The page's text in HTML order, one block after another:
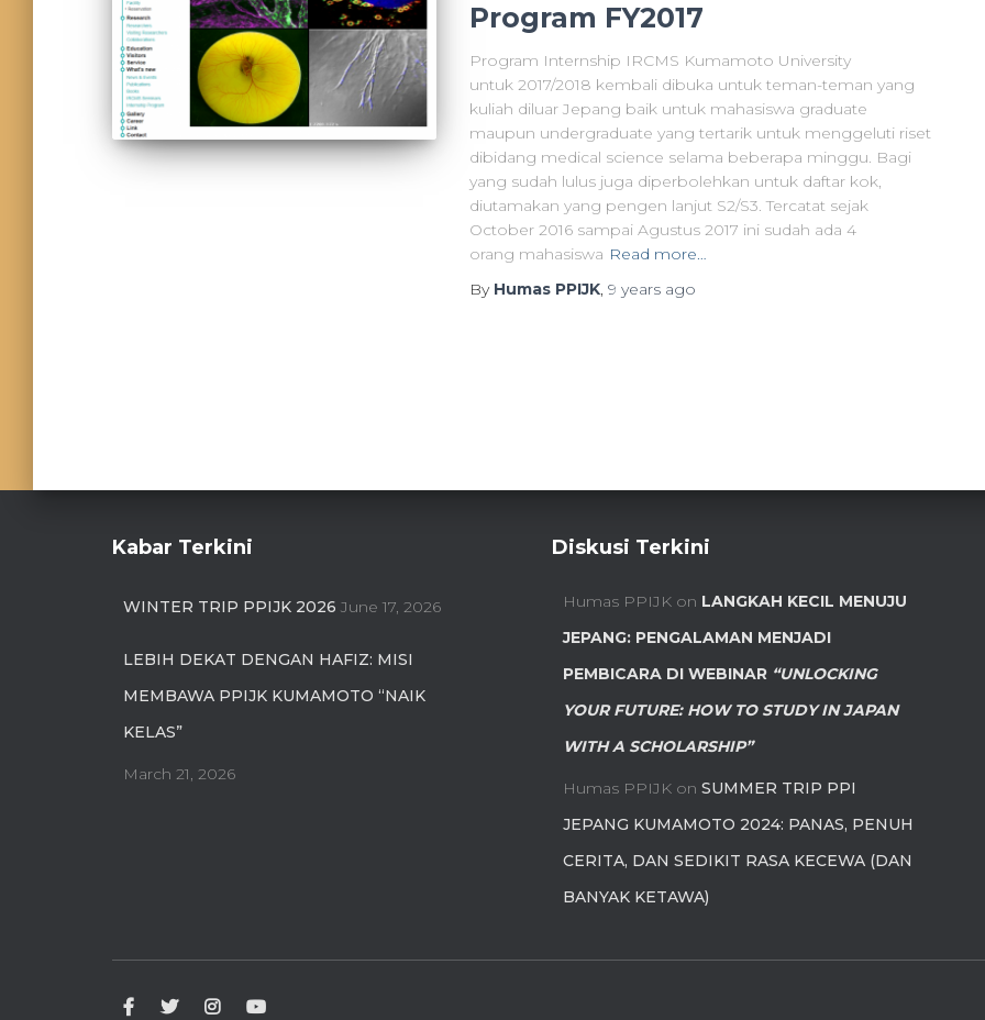
Program FY2017
Program Internship IRCMS Kumamoto University
untuk 2017/2018 kembali dibuka untuk teman-teman yang
kuliah diluar Jepang baik untuk mahasiswa graduate
maupun undergraduate yang tertarik untuk menggeluti riset
dibidang medical science selama beberapa minggu. Bagi
yang sudah lulus juga diperbolehkan untuk daftar kok,
diutamakan yang pengen lanjut S2/S3. Tercatat sejak
October 2016 sampai Agustus 2017 ini sudah ada 4
orang mahasiswa Read more…
By Humas PPIJK, 9 years ago
Kabar Terkini
WINTER TRIP PPIJK 2026 June 17, 2026
LEBIH DEKAT DENGAN HAFIZ: MISI
MEMBAWA PPIJK KUMAMOTO “NAIK
KELAS”
March 21, 2026
Diskusi Terkini
Humas PPIJK on LANGKAH KECIL MENUJU
JEPANG: PENGALAMAN MENJADI
PEMBICARA DI WEBINAR “UNLOCKING
YOUR FUTURE: HOW TO STUDY IN JAPAN
WITH A SCHOLARSHIP”
Humas PPIJK on SUMMER TRIP PPI
JEPANG KUMAMOTO 2024: PANAS, PENUH
CERITA, DAN SEDIKIT RASA KECEWA (DAN
BANYAK KETAWA)